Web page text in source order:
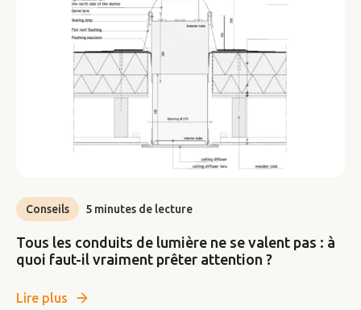
Conseils 5 minutes de lecture
Tous les conduits de lumière ne se valent pas : à
quoi faut-il vraiment prêter attention ?
Lire plus